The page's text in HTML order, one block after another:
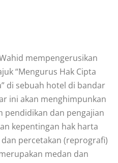
mempengerusikan
“Mengurus Hak Cipta
di sebuah hotel di bandar
ini akan menghimpunkan
pendidikan dan pengajian
kepentingan hak harta
percetakan (reprografi)
medan dan